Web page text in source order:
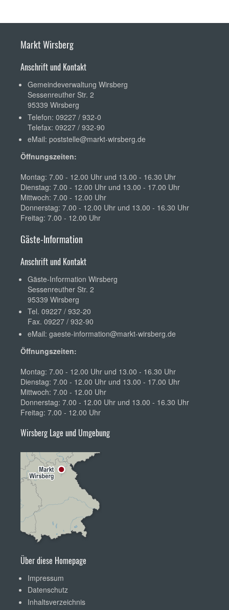
Markt Wirsberg
Anschrift und Kontakt
Gemeindeverwaltung Wirsberg
Sessenreuther Str. 2
95339 Wirsberg
Telefon: 09227 / 932-0
Telefax: 09227 / 932-90
eMail: poststelle@markt-wirsberg.de
Öffnungszeiten:
Montag: 7.00 - 12.00 Uhr und 13.00 - 16.30 Uhr
Dienstag: 7.00 - 12.00 Uhr und 13.00 - 17.00 Uhr
Mittwoch: 7.00 - 12.00 Uhr
Donnerstag: 7.00 - 12.00 Uhr und 13.00 - 16.30 Uhr
Freitag: 7.00 - 12.00 Uhr
Gäste-Information
Anschrift und Kontakt
Gäste-Information Wirsberg
Sessenreuther Str. 2
95339 Wirsberg
Tel. 09227 / 932-20
Fax. 09227 / 932-90
eMail: gaeste-information@markt-wirsberg.de
Öffnungszeiten:
Montag: 7.00 - 12.00 Uhr und 13.00 - 16.30 Uhr
Dienstag: 7.00 - 12.00 Uhr und 13.00 - 17.00 Uhr
Mittwoch: 7.00 - 12.00 Uhr
Donnerstag: 7.00 - 12.00 Uhr und 13.00 - 16.30 Uhr
Freitag: 7.00 - 12.00 Uhr
Wirsberg Lage und Umgebung
Über diese Homepage
Impressum
Datenschutz
Inhaltsverzeichnis